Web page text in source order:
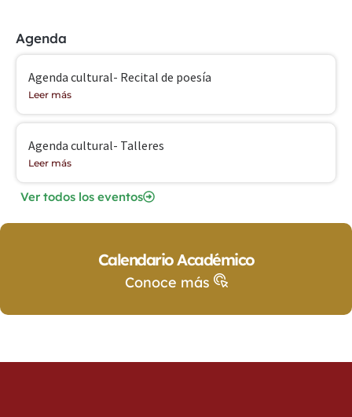
Agenda
Agenda cultural- Recital de poesía
Leer más
Agenda cultural- Talleres
Leer más
Ver todos los eventos
Calendario Académico
Conoce más